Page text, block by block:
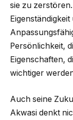
sie zu
Persönlichkeit,
Eigenschaften,
wichtiger
Auch seine
Akwasi denkt